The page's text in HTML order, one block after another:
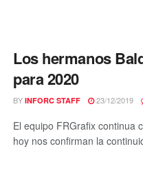
Los hermanos
para 2020
BY INFORC STAFF 23/12/2019
El equipo FRGrafix continua
hoy nos confirman la